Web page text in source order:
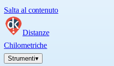
Salta al contenuto
Distanze
Chilometriche
Strumenti▾